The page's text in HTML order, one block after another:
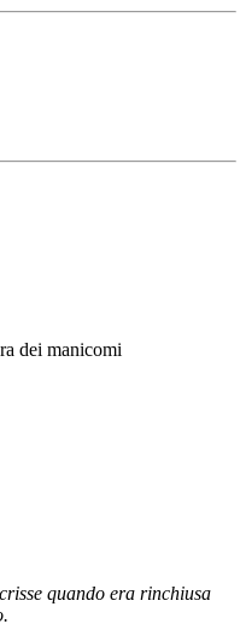
dei manicomi
quando era rinchiusa